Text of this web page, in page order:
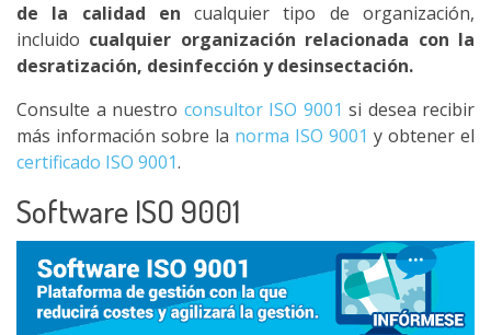
de la calidad
en cualquier tipo de organización,
incluido cualquier organización relacionada con la
desratización, desinfección y desinsectación.
Consulte a nuestro consultor ISO 9001 si desea recibir
más información sobre la norma ISO 9001 y obtener el
certificado ISO 9001.
Software ISO 9001